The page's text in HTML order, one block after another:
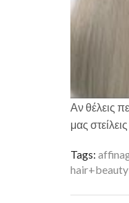
Αν θέλεις
μας
Tags: